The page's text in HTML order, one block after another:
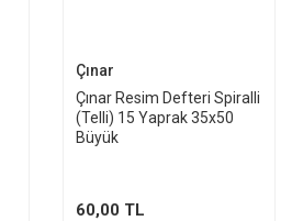
Çınar
Çınar Resim Defteri Spiralli
(Telli) 15 Yaprak 35x50
Büyük
60,00 TL